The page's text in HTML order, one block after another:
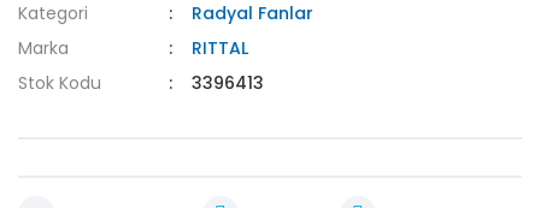
Kategori
Radyal Fanlar
Marka
RITTAL
Stok Kodu
3396413